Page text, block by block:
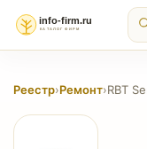
Реестр›Ремонт›RBT